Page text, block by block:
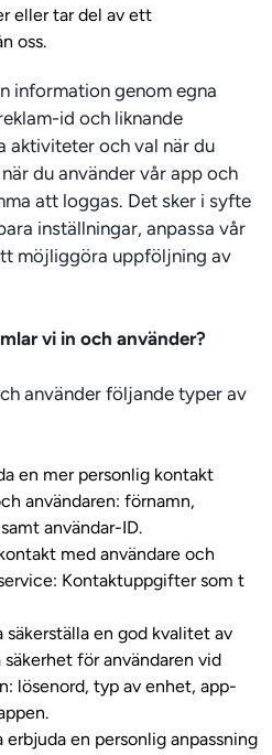
eller tar del av ett
oss.
information genom egna
id och liknande
aktiviteter och val när du
du använder vår app och
att loggas. Det sker i syfte
inställningar, anpassa vår
möjliggöra uppföljning av
vi in och använder?
använder följande typer av
en mer personlig kontakt
användaren: förnamn,
användar-ID.
med användare och
Kontaktuppgifter som t
en god kvalitet av
för användaren vid
lösenord, typ av enhet, app-
en personlig anpassning